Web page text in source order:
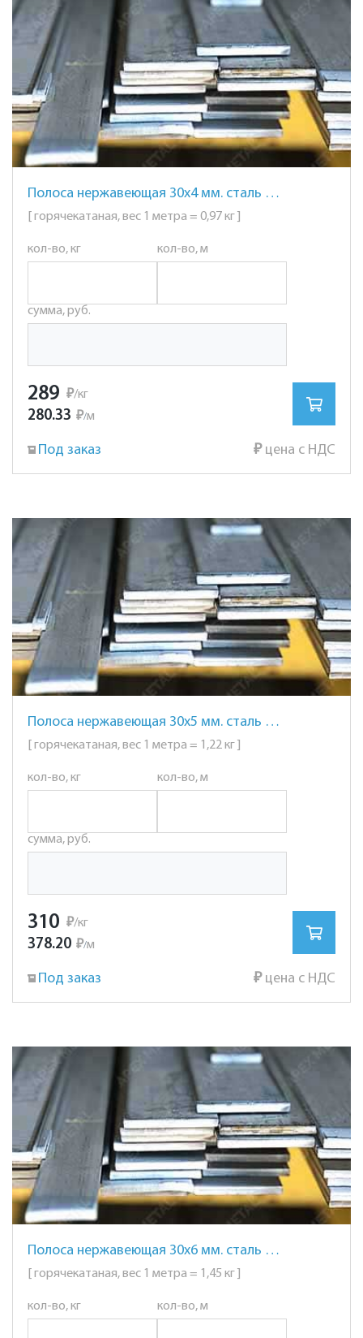
Полоса нержавеющая 30х4 мм. сталь AISI 304 (08Х18Н10)
[ горячекатаная, вес 1 метра = 0,97 кг ]
кол-во, кг кол-во, м
сумма, руб.
289 ₽/кг
280.33 ₽/м
Под заказ ₽цена с НДС
Полоса нержавеющая 30х5 мм. сталь AISI 304 (08Х18Н10)
[ горячекатаная, вес 1 метра = 1,22 кг ]
кол-во, кг кол-во, м
сумма, руб.
310 ₽/кг
378.20 ₽/м
Под заказ ₽цена с НДС
Полоса нержавеющая 30х6 мм. сталь AISI 304 (08Х18Н10)
[ горячекатаная, вес 1 метра = 1,45 кг ]
кол-во, кг кол-во, м